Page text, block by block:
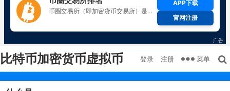
比特币加密货币虚拟币 登录 注册 菜单